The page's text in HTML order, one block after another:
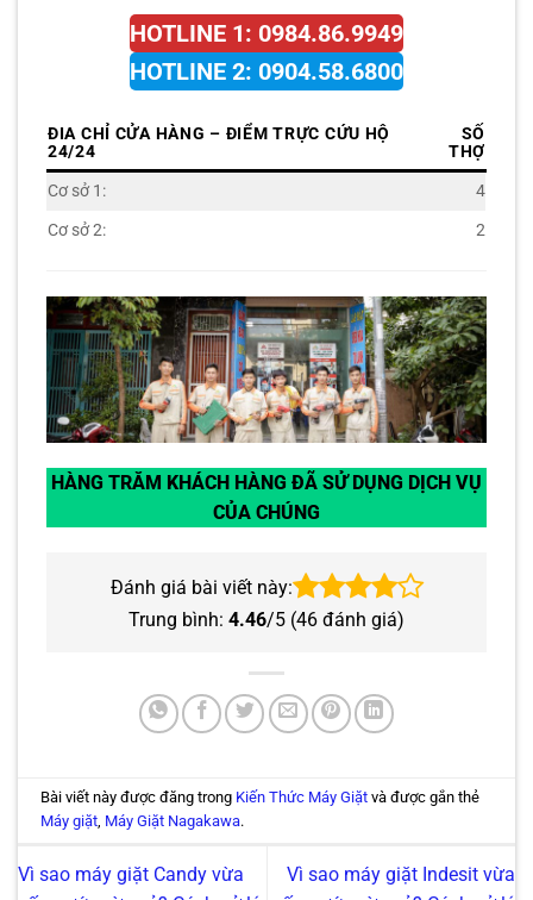
HOTLINE 1: 0984.86.9949
HOTLINE 2: 0904.58.6800
ĐIA CHỈ CỬA HÀNG – ĐIỂM TRỰC CỨU HỘ
24/24
SỐ
THỢ
Cơ sở 1:
4
Cơ sở 2:
2
HÀNG TRĂM KHÁCH HÀNG ĐÃ SỬ DỤNG DỊCH VỤ
CỦA CHÚNG
Đánh giá bài viết này:
Trung bình: 4.46/5 (46 đánh giá)
Bài viết này được đăng trong Kiến Thức Máy Giặt và được gắn thẻ
Máy giặt, Máy Giặt Nagakawa.
Vì sao máy giặt Candy vừa
Vì sao máy giặt Indesit vừa